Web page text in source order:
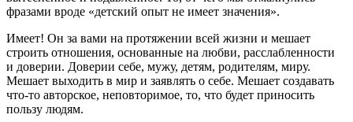
фразами вроде «детский опыт не имеет значения».
Имеет! Он за вами на протяжении всей жизни и мешает
строить отношения, основанные на любви, расслабленности
и доверии. Доверии себе, мужу, детям, родителям, миру.
Мешает выходить в мир и заявлять о себе. Мешает создавать
что-то авторское, неповторимое, то, что будет приносить
пользу людям.